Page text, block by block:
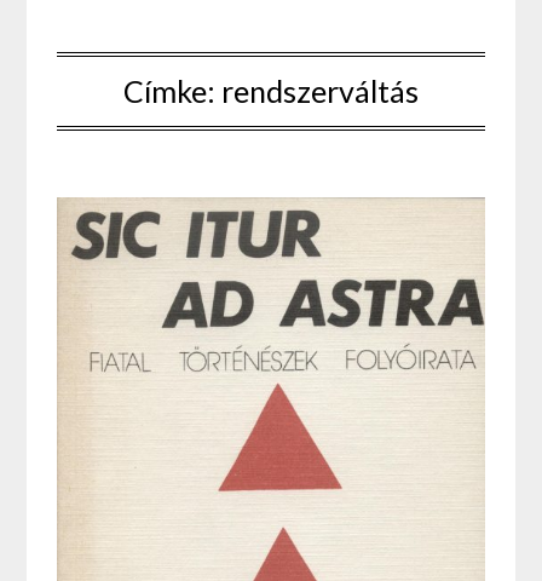
Címke: rendszerváltás